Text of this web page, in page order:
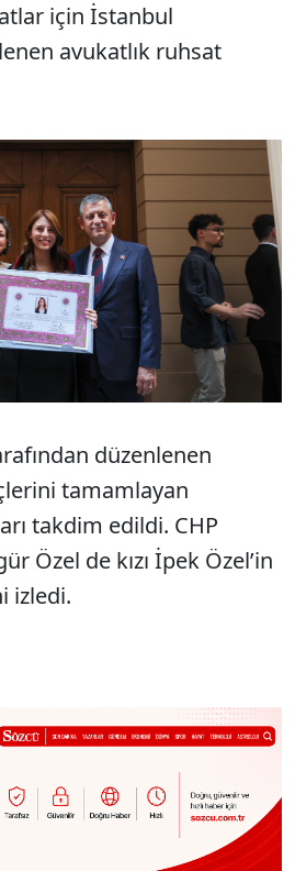
için İstanbul
avukatlık ruhsat
düzenlenen
tamamlayan
takdim edildi. CHP
Özel de kızı İpek Özel’in
izledi.